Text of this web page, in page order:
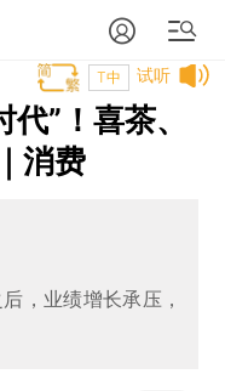
试听
T中
”！喜茶、
消费
，业绩增长承压，